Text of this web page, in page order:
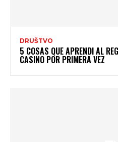
DRUŠTVO
5 COSAS QUE APRENDI AL
CASINO POR PRIMERA VEZ